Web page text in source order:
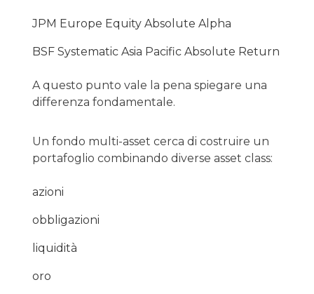
JPM Europe Equity Absolute Alpha
BSF Systematic Asia Pacific Absolute Return
A questo punto vale la pena spiegare una
differenza fondamentale.
Un fondo multi-asset cerca di costruire un
portafoglio combinando diverse asset class:
azioni
obbligazioni
liquidità
oro